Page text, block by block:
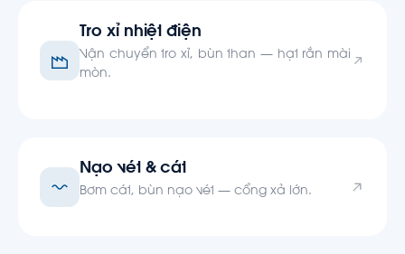
Tro xỉ nhiệt điện
Vận chuyển tro xỉ, bùn than — hạt rắn mài
mòn.
Nạo vét & cát
Bơm cát, bùn nạo vét — cổng xả lớn.